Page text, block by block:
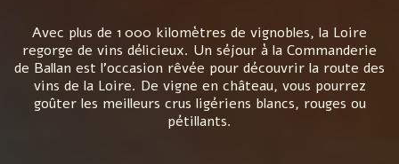
Avec plus de 1 000 kilomètres de vignobles, la Loire
regorge de vins délicieux. Un séjour à la Commanderie
de Ballan est l’occasion rêvée pour découvrir la route des
vins de la Loire. De vigne en château, vous pourrez
goûter les meilleurs crus ligériens blancs, rouges ou
pétillants.